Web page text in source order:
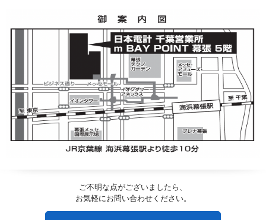
ご不明な点がございましたら、
お気軽にお問い合わせください。